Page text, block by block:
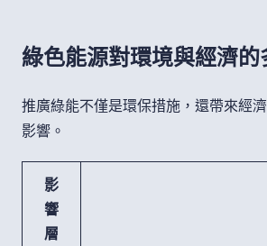
綠色能源對環境與經濟的
推廣綠能不僅是環保措施，還帶來經
影響。
影
響
層